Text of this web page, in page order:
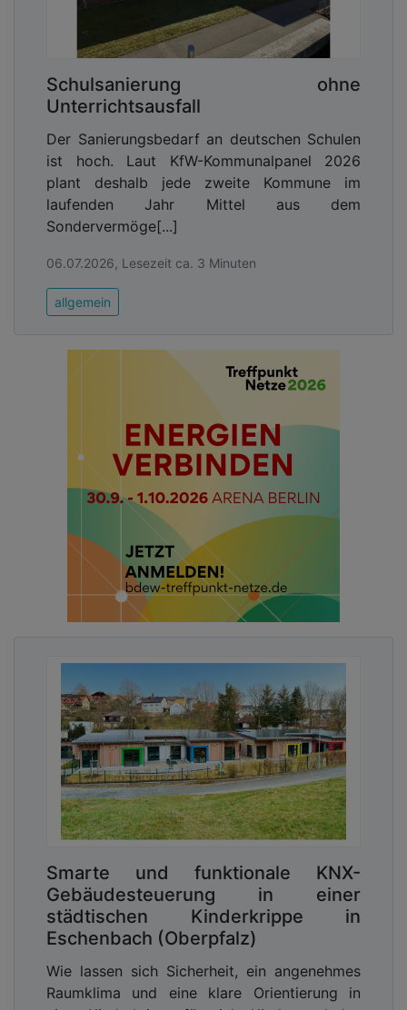
Schulsanierung ohne
Unterrichtsausfall
Der Sanierungsbedarf an deutschen Schulen
ist hoch. Laut KfW-Kommunalpanel 2026
plant deshalb jede zweite Kommune im
laufenden Jahr Mittel aus dem
Sondervermöge[...]
06.07.2026, Lesezeit ca. 3 Minuten
allgemein
Smarte und funktionale KNX-
Gebäudesteuerung in einer
städtischen Kinderkrippe in
Eschenbach (Oberpfalz)
Wie lassen sich Sicherheit, ein angenehmes
Raumklima und eine klare Orientierung in